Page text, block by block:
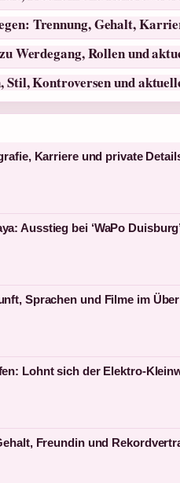
Trennung, Gehalt,
Werdegang, Rollen und
Kontroversen und
Karriere und private
Ausstieg bei ‘WaPo
Sprachen und Filme im
Lohnt sich der Elektro-
Freundin und